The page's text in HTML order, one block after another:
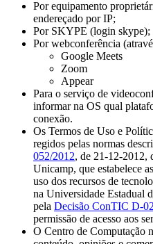
Por equipamento
endereçado por IP;
Por SKYPE (login skype);
Por webconferência
Google Meets
Zoom
Appear
Para o serviço de
informar na OS qual
conexão.
Os Termos de Uso e
regidos pelas normas
052/2012, de 21-12-2012,
Unicamp, que estabelece
uso dos recursos de
na Universidade Estadual
pela Decisão ConTIC D-
permissão de acesso aos
O Centro de Computação